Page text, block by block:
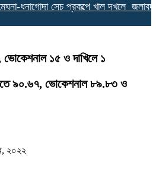
ধনাগোদা সেচ প্রকল্পে খাল দখলে
১৫ ও দাখিলে ১
৯০.৬৭, ভোকেশনাল ৮৯.৮৩ ও
২০২২